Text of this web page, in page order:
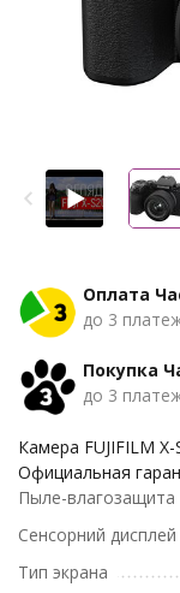
Оплата
до 3
Покупка
до 3
Камера FUJIFILM
Официальная
Пыле-влагозащита
Сенсорний дисплей
Тип экрана